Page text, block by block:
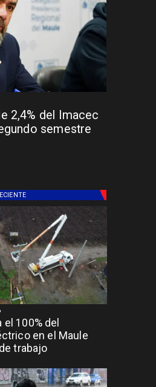
2,4% del Imacec
semestre
el 100% del
en el Maule
trabajo